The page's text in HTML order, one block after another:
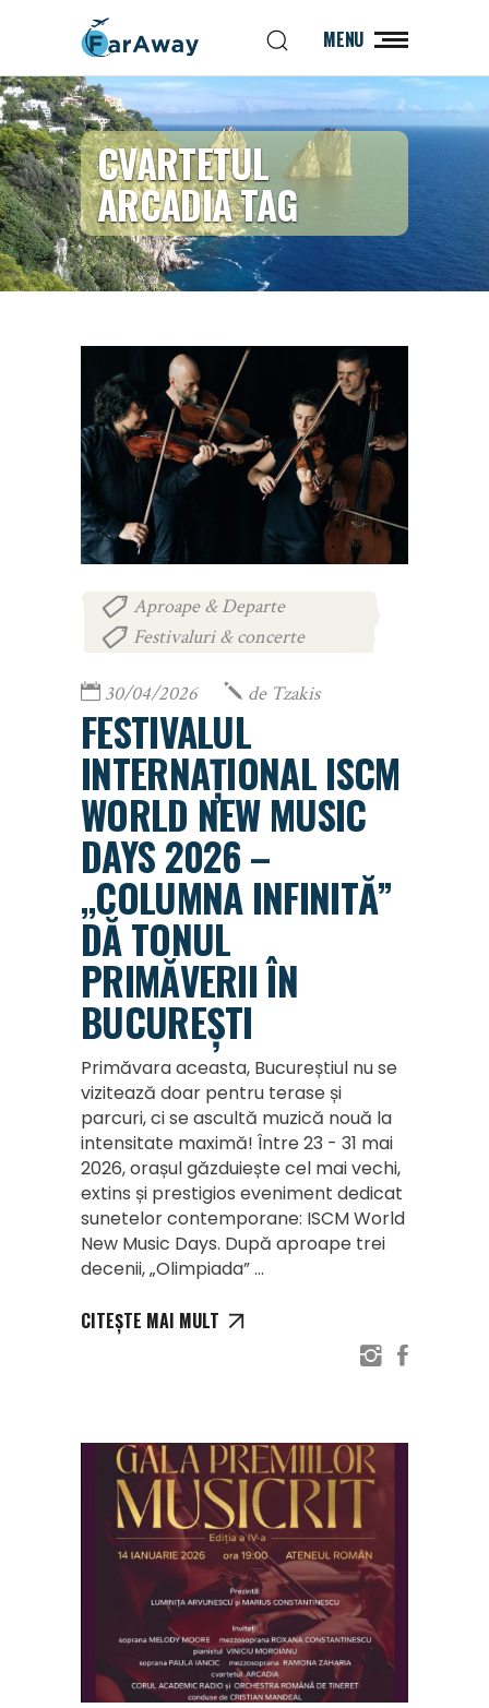
MENU
CVARTETUL
ARCADIA TAG
Aproape & Departe
Festivaluri & concerte
30/04/2026 de Tzakis
FESTIVALUL
INTERNAȚIONAL ISCM
WORLD NEW MUSIC
DAYS 2026 –
„COLUMNA INFINITĂ”
DĂ TONUL
PRIMĂVERII ÎN
BUCUREȘTI
Primăvara aceasta, Bucureștiul nu se
vizitează doar pentru terase și
parcuri, ci se ascultă muzică nouă la
intensitate maximă! Între 23 - 31 mai
2026, orașul găzduiește cel mai vechi,
extins și prestigios eveniment dedicat
sunetelor contemporane: ISCM World
New Music Days. După aproape trei
decenii, „Olimpiada”
CITEȘTE MAI MULT